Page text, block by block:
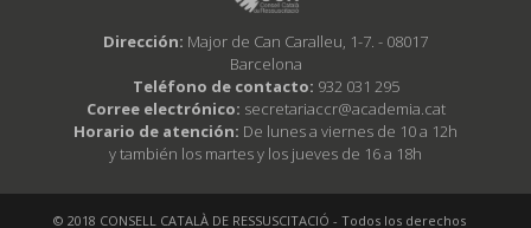
Dirección: Major de Can Caralleu, 1-7. - 08017
Barcelona
Teléfono de contacto: 932 031 295
Corree electrónico: secretariaccr@academia.cat
Horario de atención: De lunes a viernes de 10 a 12h
y también los martes y los jueves de 16 a 18h
© 2018 CONSELL CATALÀ DE RESSUSCITACIÓ - Todos los derechos